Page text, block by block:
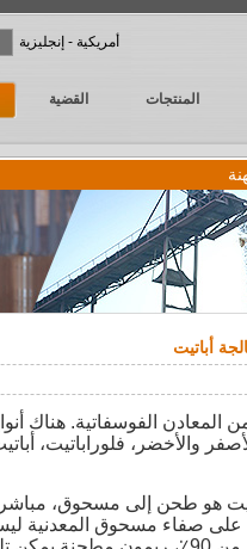
أمريكية - إنجليزية
القضية المنتجات
الفوسفاتية. هناك
والأخضر، فلوراباتيت،
هو طحن إلى مسحوق،
على صفاء مسحوق المعدنية